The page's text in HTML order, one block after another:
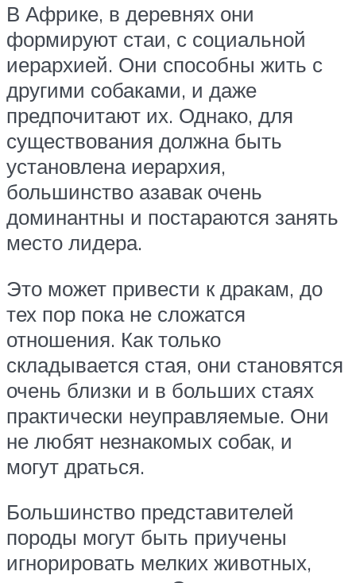
В Африке, в деревнях они
формируют стаи, с социальной
иерархией. Они способны жить с
другими собаками, и даже
предпочитают их. Однако, для
существования должна быть
установлена иерархия,
большинство азавак очень
доминантны и постараются занять
место лидера.
Это может привести к дракам, до
тех пор пока не сложатся
отношения. Как только
складывается стая, они становятся
очень близки и в больших стаях
практически неуправляемые. Они
не любят незнакомых собак, и
могут драться.
Большинство представителей
породы могут быть приучены
игнорировать мелких животных,